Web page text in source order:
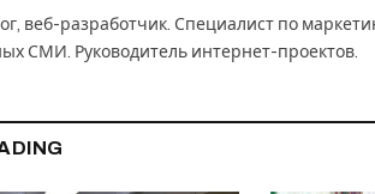
веб-разработчик. Специалист по
СМИ. Руководитель интернет-проектов.